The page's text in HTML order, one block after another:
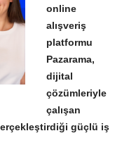
online
alışveriş
platformu
Pazarama,
dijital
çözümleriyle
çalışan
güçlü iş